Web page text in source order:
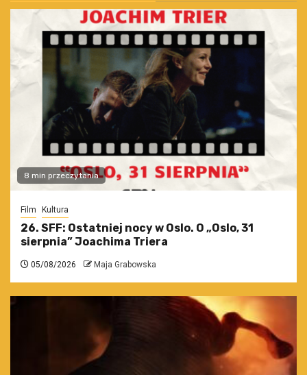
8 min przeczytania
Film Kultura
26. SFF: Ostatniej nocy w Oslo. O „Oslo, 31
sierpnia” Joachima Triera
05/08/2026 Maja Grabowska